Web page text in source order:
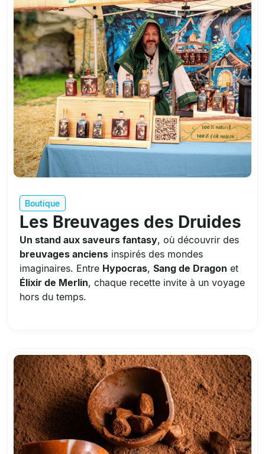
Boutique
Les Breuvages des Druides
Un stand aux saveurs fantasy, où découvrir des
breuvages anciens inspirés des mondes
imaginaires. Entre Hypocras, Sang de Dragon et
Élixir de Merlin, chaque recette invite à un voyage
hors du temps.